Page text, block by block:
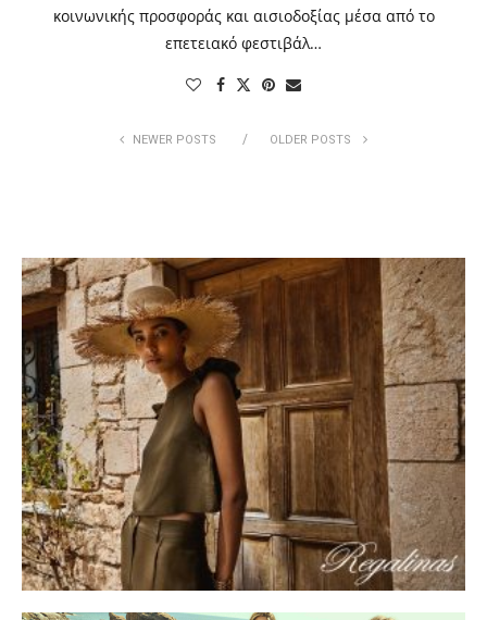
κοινωνικής προσφοράς και αισιοδοξίας μέσα από το
επετειακό φεστιβάλ…
NEWER POSTS OLDER POSTS